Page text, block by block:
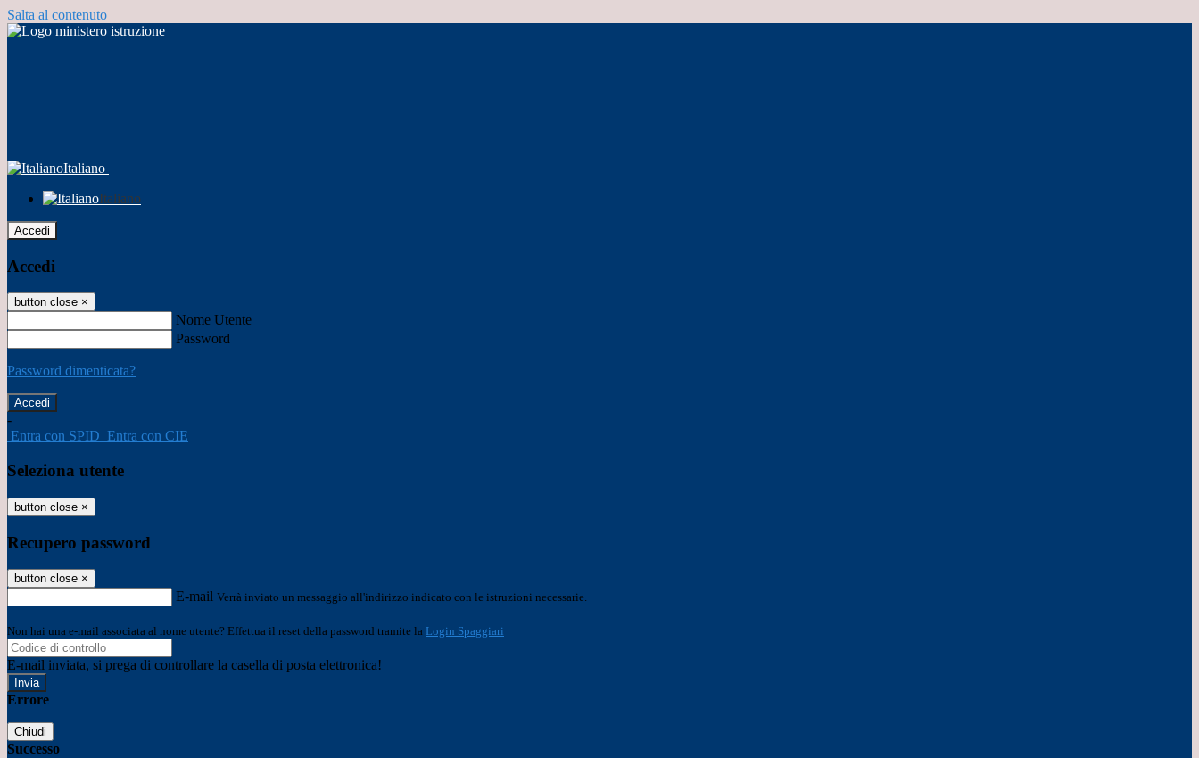
Salta al contenuto
Italiano
Italiano
Accedi
Accedi
button close ×
Nome Utente
Password
Password dimenticata?
-
Entra con SPID Entra con CIE
Seleziona utente
button close ×
Recupero password
button close ×
E-mail Verrà inviato un messaggio all'indirizzo indicato con le istruzioni necessarie.
Non hai una e-mail associata al nome utente? Effettua il reset della password tramite la Login Spaggiari
E-mail inviata, si prega di controllare la casella di posta elettronica!
Errore
Chiudi
Successo